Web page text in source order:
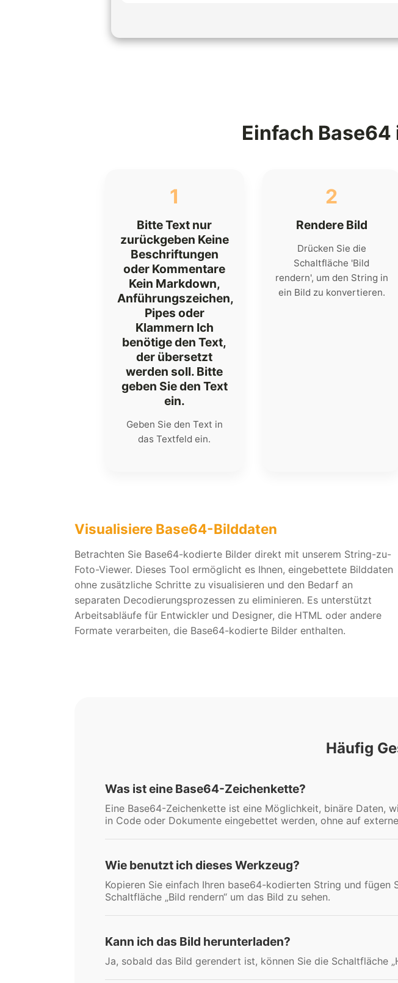
Einfach
1
Bitte Text nur
zurückgeben Keine
Beschriftungen
oder Kommentare
Kein Markdown,
Anführungszeichen,
Pipes oder
Klammern Ich
benötige den Text,
der übersetzt
werden soll. Bitte
geben Sie den Text
ein.
Geben Sie den Text in
das Textfeld ein.
2
Rendere Bild
Drücken Sie die
Schaltfläche 'Bild
rendern', um den String in
ein Bild zu konvertieren.
Visualisiere Base64-Bilddaten
Betrachten Sie Base64-kodierte Bilder direkt mit unserem String-zu-
Foto-Viewer. Dieses Tool ermöglicht es Ihnen, eingebettete Bilddaten
ohne zusätzliche Schritte zu visualisieren und den Bedarf an
separaten Decodierungsprozessen zu eliminieren. Es unterstützt
Arbeitsabläufe für Entwickler und Designer, die HTML oder andere
Formate verarbeiten, die Base64-kodierte Bilder enthalten.
Häufig
Was ist eine Base64-Zeichenkette?
Eine Base64-Zeichenkette ist eine Möglichkeit, binäre Daten,
in Code oder Dokumente eingebettet werden, ohne auf
Wie benutzt ich dieses Werkzeug?
Kopieren Sie einfach Ihren base64-kodierten String und
Schaltfläche „Bild rendern“ um das Bild zu sehen.
Kann ich das Bild herunterladen?
Ja, sobald das Bild gerendert ist, können Sie die Schaltfläche